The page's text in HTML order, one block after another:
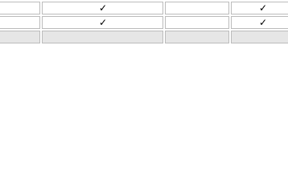
✓
✓
✓
✓